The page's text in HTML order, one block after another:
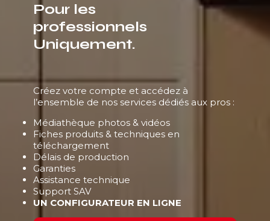
Pour les
professionnels
Uniquement.
Créez votre compte et accédez à
l’ensemble de nos services dédiés aux pros :
Médiathèque photos & vidéos
Fiches produits & techniques en
téléchargement
Délais de production
Garanties
Assistance technique
Support SAV
UN CONFIGURATEUR EN LIGNE